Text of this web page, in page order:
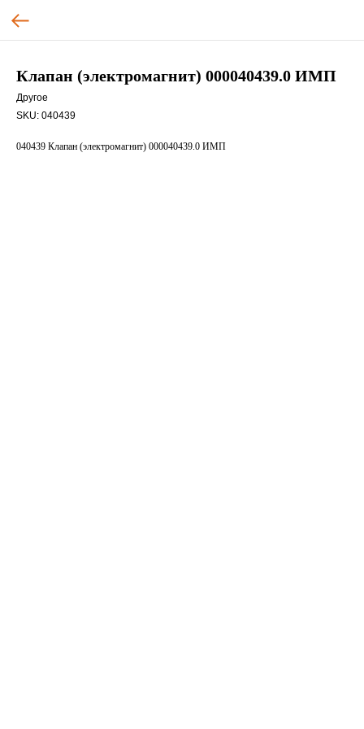
Клапан (электромагнит) 000040439.0 ИМП
Другое
SKU: 040439
040439 Клапан (электромагнит) 000040439.0 ИМП